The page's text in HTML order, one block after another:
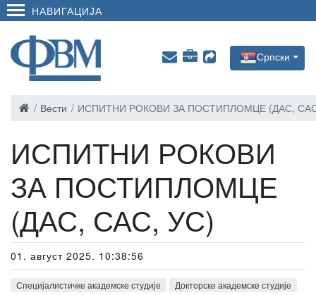
НАВИГАЦИЈА
Српски
Вести ИСПИТНИ РОКОВИ ЗА ПОСТИПЛОМЦЕ (ДАС,
ИСПИТНИ РОКОВИ
ЗА ПОСТИПЛОМЦЕ
(ДАС, САС, УС)
01. август 2025. 10:38:56
Специјалистичке академске студије
Докторске академске студије